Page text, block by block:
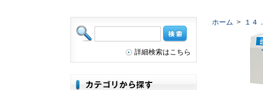
ホーム > １４
詳細検索はこちら